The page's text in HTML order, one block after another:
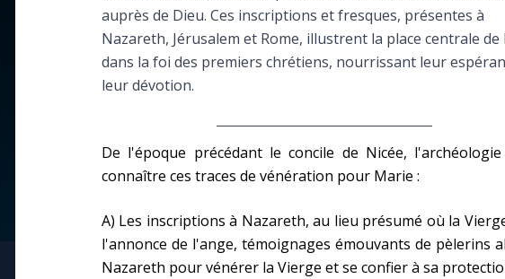
Me consacrer à Jésus
Mes intentions de
Une Minute avec Marie
Marie de Nazareth
auprès de Dieu. Ces inscriptions et fresques, présentes à
Nazareth, Jérusalem et Rome, illustrent la place centrale de
dans la foi des premiers chrétiens, nourrissant leur
leur dévotion.
De l'époque précédant le concile de Nicée,
connaître ces traces de vénération pour Marie :
A) Les inscriptions à Nazareth, au lieu présumé où la
l'annonce de l'ange, témoignages émouvants de pèlerins
Nazareth pour vénérer la Vierge et se confier à sa